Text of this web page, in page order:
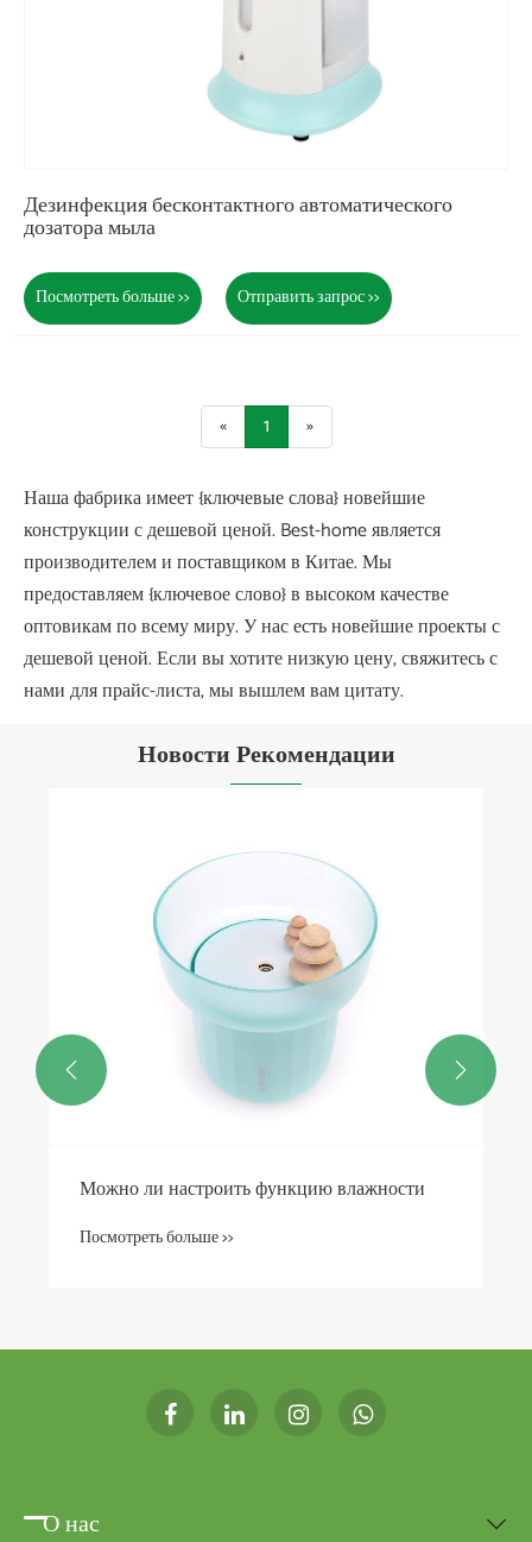
Дезинфекция бесконтактного автоматического
дозатора мыла
Посмотреть больше >> Отправить запрос >>
« 1 »
Наша фабрика имеет {ключевые слова} новейшие
конструкции с дешевой ценой. Best-home является
производителем и поставщиком в Китае. Мы
предоставляем {ключевое слово} в высоком качестве
оптовикам по всему миру. У нас есть новейшие проекты с
дешевой ценой. Если вы хотите низкую цену, свяжитесь с
нами для прайс-листа, мы вышлем вам цитату.
Новости Рекомендации
Можно ли настроить функцию влажности
Посмотреть больше >>
 
О нас 